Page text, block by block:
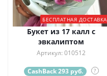
БЕСПЛАТНАЯ ДОСТАВКА
Букет из 17 калл с
эвкалиптом
Артикул: 010512
CashBack 293 руб. ?